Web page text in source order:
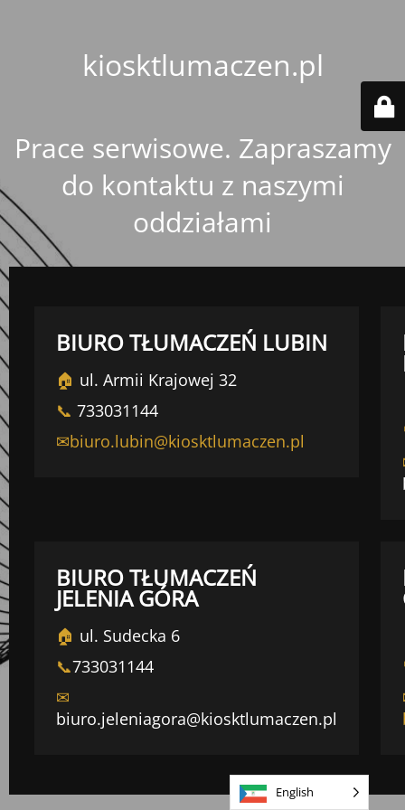
kiosktlumaczen.pl
Prace serwisowe. Zapraszamy
do kontaktu z naszymi
oddziałami
BIURO TŁUMACZEŃ LUBIN
🏠 ul. Armii Krajowej 32
📞 733031144
✉biuro.lubin@kiosktlumaczen.pl
BIURO TŁUMACZEŃ
JELENIA GÓRA
🏠 ul. Sudecka 6
📞733031144
✉
biuro.jeleniagora@kiosktlumaczen.pl
English